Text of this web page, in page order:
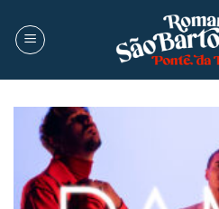
content